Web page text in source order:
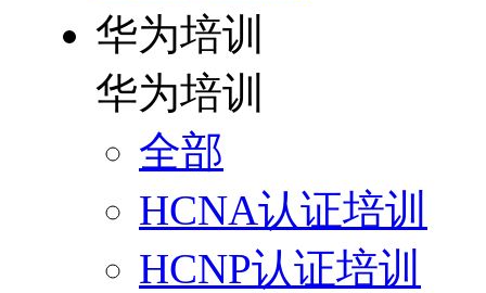
华为培训
华为培训
全部
HCNA认证培训
HCNP认证培训